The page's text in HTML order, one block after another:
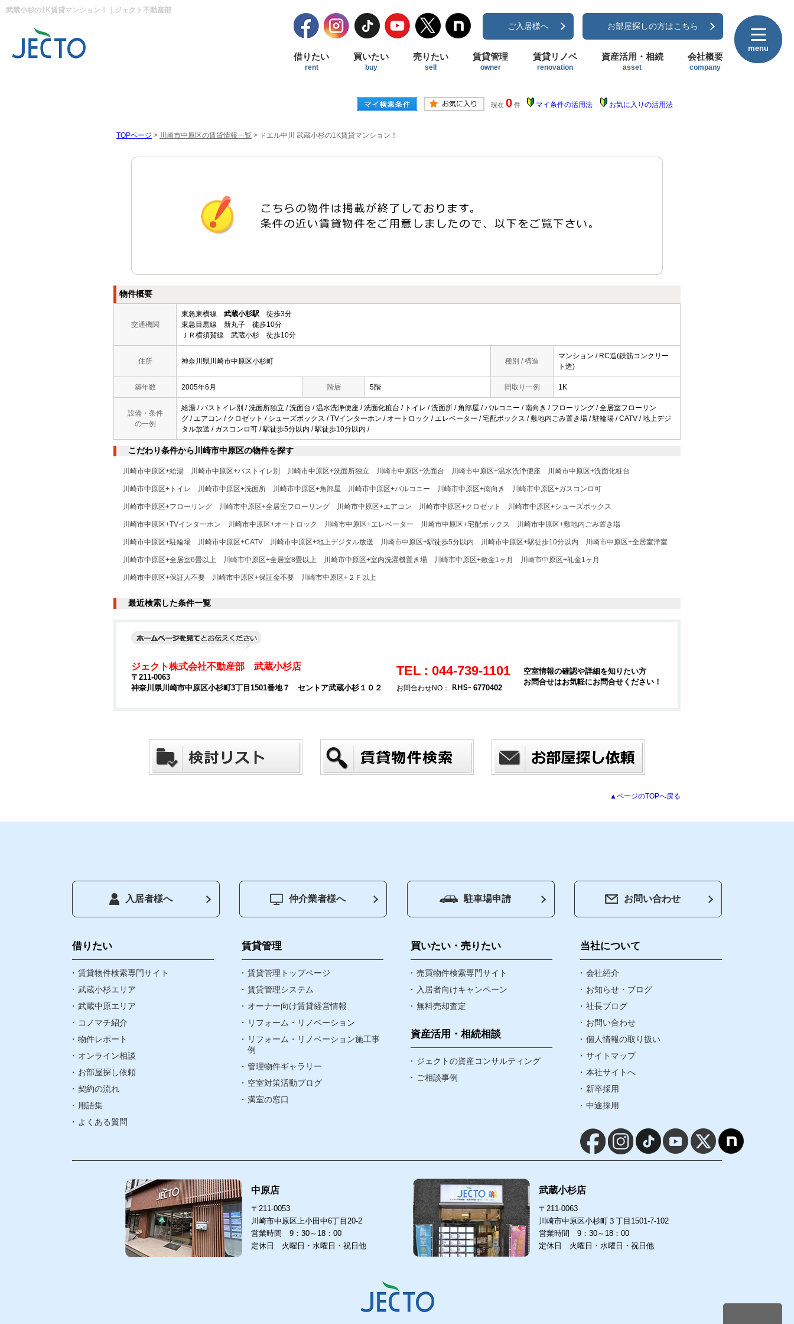
武蔵小杉の1K賃貸マンション！｜ジェクト不動産部
ご入居様へ お部屋探しの方はこちら
借りたい
rent
買いたい
buy
売りたい
sell
賃貸管理
owner
賃貸リノベ
renovation
資産活用・相続
asset
会社概要
company
menu
トップページ
借りたい
お気に入り物件
閲覧履歴
町名検索
武蔵小杉エリア
武蔵中原エリア
賃貸管理
資産・相続
なんでも相談窓口
賃貸リノベ
会社紹介
お知らせ・ブログ
社長ブログ
お問い合わせ
個人情報の取り扱い
サイトマップ
本社サイトへ
新卒採用
中途採用
〒
211-0063
川崎市中原区小杉町３丁目1501-7-102
menu
現在 0 件 マイ条件の活用法 お気に入りの活用法
TOPページ > 川崎市中原区の賃貸情報一覧 > ドエル中川 武蔵小杉の1K賃貸マンション！
物件概要
交通機関
東急東横線 武蔵小杉駅 徒歩3分
東急目黒線 新丸子 徒歩10分
ＪＲ横須賀線 武蔵小杉 徒歩10分
住所 神奈川県川崎市中原区小杉町 種別 / 構造
マンション / RC造(鉄筋コンクリー
ト造)
築年数 2005年6月 階層 5階 間取り一例 1K
設備・条件
の一例
給湯 / バストイレ別 / 洗面所独立 / 洗面台 / 温水洗浄便座 / 洗面化粧台 / トイレ / 洗面所 / 角部屋 / バルコニー / 南向き / フローリング / 全居室フローリン
グ / エアコン / クロゼット / シューズボックス / TVインターホン / オートロック / エレベーター / 宅配ボックス / 敷地内ごみ置き場 / 駐輪場 / CATV / 地上デジ
タル放送 / ガスコンロ可 / 駅徒歩5分以内 / 駅徒歩10分以内 /
こだわり条件から川崎市中原区の物件を探す
川崎市中原区+給湯 川崎市中原区+バストイレ別 川崎市中原区+洗面所独立 川崎市中原区+洗面台 川崎市中原区+温水洗浄便座 川崎市中原区+洗面化粧台
川崎市中原区+トイレ 川崎市中原区+洗面所 川崎市中原区+角部屋 川崎市中原区+バルコニー 川崎市中原区+南向き 川崎市中原区+ガスコンロ可
川崎市中原区+フローリング 川崎市中原区+全居室フローリング 川崎市中原区+エアコン 川崎市中原区+クロゼット 川崎市中原区+シューズボックス
川崎市中原区+TVインターホン 川崎市中原区+オートロック 川崎市中原区+エレベーター 川崎市中原区+宅配ボックス 川崎市中原区+敷地内ごみ置き場
川崎市中原区+駐輪場 川崎市中原区+CATV 川崎市中原区+地上デジタル放送 川崎市中原区+駅徒歩5分以内 川崎市中原区+駅徒歩10分以内 川崎市中原区+全居室洋室
川崎市中原区+全居室6畳以上 川崎市中原区+全居室8畳以上 川崎市中原区+室内洗濯機置き場 川崎市中原区+敷金1ヶ月 川崎市中原区+礼金1ヶ月
川崎市中原区+保証人不要 川崎市中原区+保証金不要 川崎市中原区+２Ｆ以上
最近検索した条件一覧
ジェクト株式会社不動産部 武蔵小杉店
〒211-0063
神奈川県川崎市中原区小杉町3丁目1501番地７ セントア武蔵小杉１０２
TEL : 044-739-1101
お問合わせNO： 6770402
空室情報の確認や詳細を知りたい方
お問合せはお気軽にお問合せください！
▲ページのTOPへ戻る
入居者様へ 仲介業者様へ 駐車場申請 お問い合わせ
借りたい
賃貸物件検索専門サイト
武蔵小杉エリア
武蔵中原エリア
コノマチ紹介
物件レポート
オンライン相談
お部屋探し依頼
契約の流れ
用語集
よくある質問
賃貸管理
賃貸管理トップページ
賃貸管理システム
オーナー向け賃貸経営情報
リフォーム・リノベーション
リフォーム・リノベーション施工事
例
管理物件ギャラリー
空室対策活動ブログ
満室の窓口
買いたい・売りたい
売買物件検索専門サイト
入居者向けキャンペーン
無料売却査定
資産活用・相続相談
ジェクトの資産コンサルティング
ご相談事例
当社について
会社紹介
お知らせ・ブログ
社長ブログ
お問い合わせ
個人情報の取り扱い
サイトマップ
本社サイトへ
新卒採用
中途採用
中原店
〒211-0053
川崎市中原区上小田中6丁目20-2
営業時間 9：30～18：00
定休日 火曜日・水曜日・祝日他
武蔵小杉店
〒211-0063
川崎市中原区小杉町３丁目1501-7-102
営業時間 9：30～18：00
定休日 火曜日・水曜日・祝日他